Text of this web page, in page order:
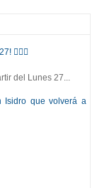
🏊‍♂️👟
del Lunes 27...
Isidro que volverá a